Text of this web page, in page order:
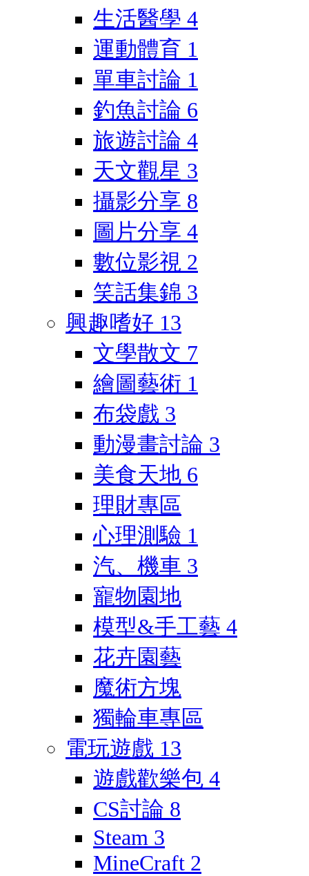
生活醫學 4
運動體育 1
單車討論 1
釣魚討論 6
旅遊討論 4
天文觀星 3
攝影分享 8
圖片分享 4
數位影視 2
笑話集錦 3
興趣嗜好 13
文學散文 7
繪圖藝術 1
布袋戲 3
動漫畫討論 3
美食天地 6
理財專區
心理測驗 1
汽、機車 3
寵物園地
模型&手工藝 4
花卉園藝
魔術方塊
獨輪車專區
電玩遊戲 13
遊戲歡樂包 4
CS討論 8
Steam 3
MineCraft 2